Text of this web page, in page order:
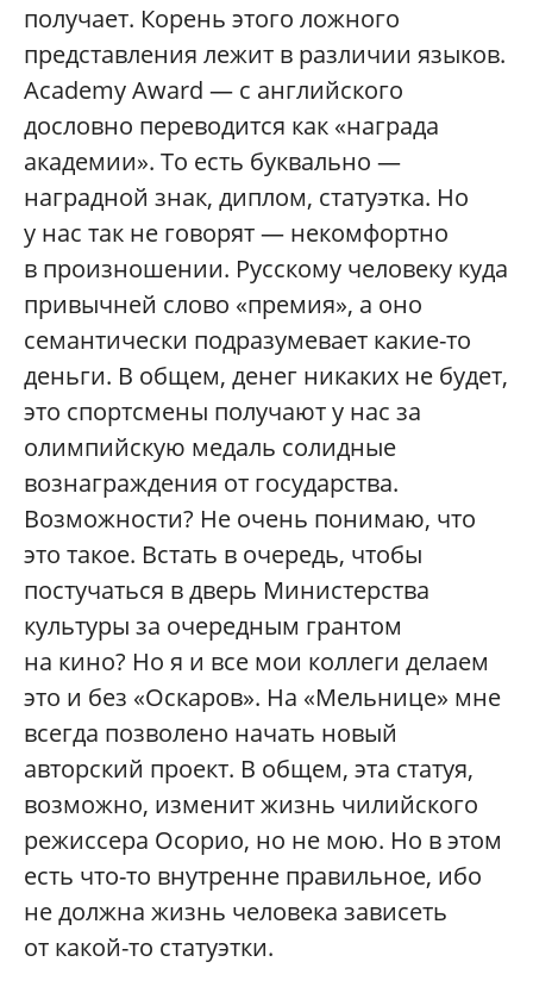
получает. Корень этого ложного
представления лежит в различии языков.
Academy Award — с английского
дословно переводится как «награда
академии». То есть буквально —
наградной знак, диплом, статуэтка. Но
у нас так не говорят — некомфортно
в произношении. Русскому человеку куда
привычней слово «премия», а оно
семантически подразумевает какие-то
деньги. В общем, денег никаких не будет,
это спортсмены получают у нас за
олимпийскую медаль солидные
вознаграждения от государства.
Возможности? Не очень понимаю, что
это такое. Встать в очередь, чтобы
постучаться в дверь Министерства
культуры за очередным грантом
на кино? Но я и все мои коллеги делаем
это и без «Оскаров». На «Мельнице» мне
всегда позволено начать новый
авторский проект. В общем, эта статуя,
возможно, изменит жизнь чилийского
режиссера Осорио, но не мою. Но в этом
есть что-то внутренне правильное, ибо
не должна жизнь человека зависеть
от какой-то статуэтки.